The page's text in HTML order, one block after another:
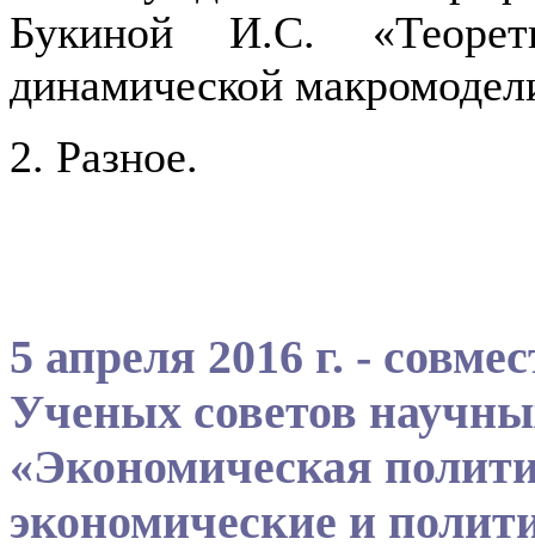
Букиной И.С.
динамической
2. Разное.
5 апреля 2016 г. -
Ученых советов
«Экономическая
экономические и